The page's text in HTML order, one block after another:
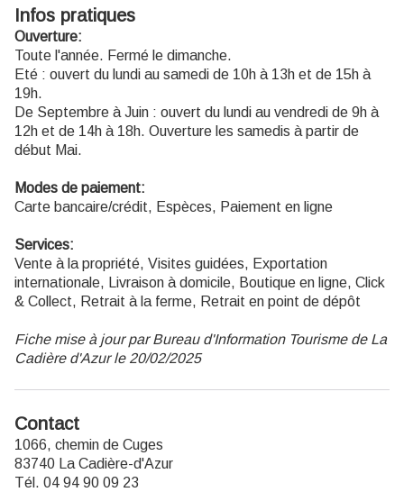
Infos pratiques
Ouverture:
Toute l'année. Fermé le dimanche.
Eté : ouvert du lundi au samedi de 10h à 13h et de 15h à
19h.
De Septembre à Juin : ouvert du lundi au vendredi de 9h à
12h et de 14h à 18h. Ouverture les samedis à partir de
début Mai.
Modes de paiement:
Carte bancaire/crédit, Espèces, Paiement en ligne
Services:
Vente à la propriété, Visites guidées, Exportation
internationale, Livraison à domicile, Boutique en ligne, Click
& Collect, Retrait à la ferme, Retrait en point de dépôt
Fiche mise à jour par Bureau d'Information Tourisme de La
Cadière d'Azur le 20/02/2025
Contact
1066, chemin de Cuges
83740 La Cadière-d'Azur
Tél. 04 94 90 09 23